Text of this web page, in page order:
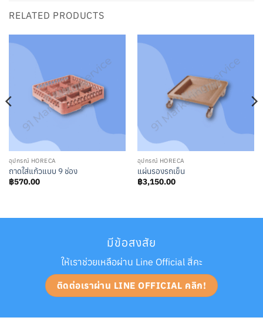
RELATED PRODUCTS
อุปกรณ์ HORECA
ถาดใส่แก้วแบบ 9 ช่อง
฿570.00
อุปกรณ์ HORECA
แผ่นรองรถเข็น
฿3,150.00
มีข้อสงสัย
ให้เราช่วยเหลือผ่าน Line Official สิ่คะ
ติดต่อเราผ่าน LINE OFFICIAL คลิก!